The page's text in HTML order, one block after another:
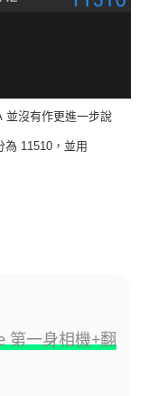
並沒有作更進一步說
為 11510 ，並用
第一身相機+翻